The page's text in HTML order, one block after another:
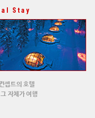
Stay
셉트의 호텔
자체가 여행